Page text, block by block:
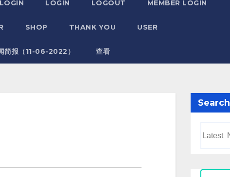
LOGIN LOGIN LOGOUT MEMBER LOGIN
SHOP THANK YOU USER
简报（11-06-2022） 查看
Search